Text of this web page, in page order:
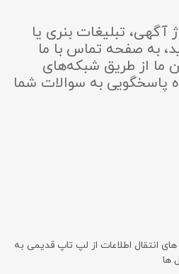
آگهی، تبلیغات بنری یا
به صفحه تماس با ما
ما از طریق شبکه‌های
پاسخگویی به سوالات شما
انتقال اطلاعات از لپ تاپ قدیمی به
ها